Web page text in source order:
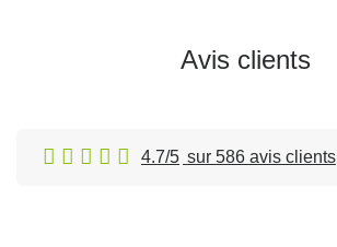
Avis clients
4.7/5 sur 586 avis clients